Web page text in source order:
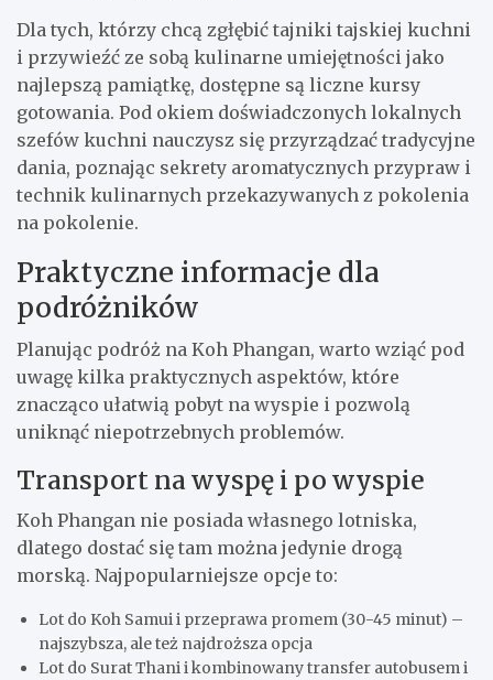
Dla tych, którzy chcą zgłębić tajniki tajskiej kuchni
i przywieźć ze sobą kulinarne umiejętności jako
najlepszą pamiątkę, dostępne są liczne kursy
gotowania. Pod okiem doświadczonych lokalnych
szefów kuchni nauczysz się przyrządzać tradycyjne
dania, poznając sekrety aromatycznych przypraw i
technik kulinarnych przekazywanych z pokolenia
na pokolenie.
Praktyczne informacje dla
podróżników
Planując podróż na Koh Phangan, warto wziąć pod
uwagę kilka praktycznych aspektów, które
znacząco ułatwią pobyt na wyspie i pozwolą
uniknąć niepotrzebnych problemów.
Transport na wyspę i po wyspie
Koh Phangan nie posiada własnego lotniska,
dlatego dostać się tam można jedynie drogą
morską. Najpopularniejsze opcje to:
Lot do Koh Samui i przeprawa promem (30-45 minut) –
najszybsza, ale też najdroższa opcja
Lot do Surat Thani i kombinowany transfer autobusem i